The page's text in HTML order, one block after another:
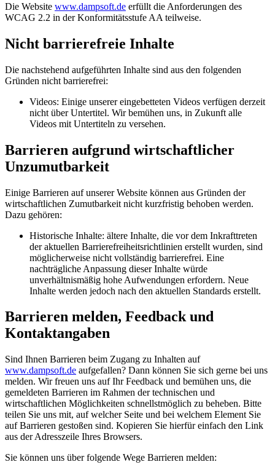
Die Website www.dampsoft.de erfüllt die Anforderungen des
WCAG 2.2 in der Konformitätsstufe AA teilweise.
Nicht barrierefreie Inhalte
Die nachstehend aufgeführten Inhalte sind aus den folgenden
Gründen nicht barrierefrei:
Videos: Einige unserer eingebetteten Videos verfügen derzeit
nicht über Untertitel. Wir bemühen uns, in Zukunft alle
Videos mit Untertiteln zu versehen.
Barrieren aufgrund wirtschaftlicher
Unzumutbarkeit
Einige Barrieren auf unserer Website können aus Gründen der
wirtschaftlichen Zumutbarkeit nicht kurzfristig behoben werden.
Dazu gehören:
Historische Inhalte: ältere Inhalte, die vor dem Inkrafttreten
der aktuellen Barrierefreiheitsrichtlinien erstellt wurden, sind
möglicherweise nicht vollständig barrierefrei. Eine
nachträgliche Anpassung dieser Inhalte würde
unverhältnismäßig hohe Aufwendungen erfordern. Neue
Inhalte werden jedoch nach den aktuellen Standards erstellt.
Barrieren melden, Feedback und
Kontaktangaben
Sind Ihnen Barrieren beim Zugang zu Inhalten auf
www.dampsoft.de aufgefallen? Dann können Sie sich gerne bei uns
melden. Wir freuen uns auf Ihr Feedback und bemühen uns, die
gemeldeten Barrieren im Rahmen der technischen und
wirtschaftlichen Möglichkeiten schnellstmöglich zu beheben. Bitte
teilen Sie uns mit, auf welcher Seite und bei welchem Element Sie
auf Barrieren gestoßen sind. Kopieren Sie hierfür einfach den Link
aus der Adresszeile Ihres Browsers.
Sie können uns über folgende Wege Barrieren melden: